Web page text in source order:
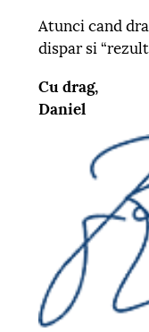
Atunci cand
dispar si
Cu drag,
Daniel